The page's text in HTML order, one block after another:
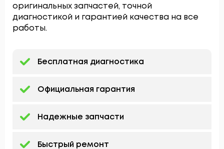
оригинальных запчастей, точной
диагностикой и гарантией качества на все
работы.
Бесплатная диагностика
Официальная гарантия
Надежные запчасти
Быстрый ремонт